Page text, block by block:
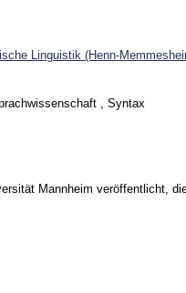
Linguistik (Henn-
, Syntax
Mannheim veröffentlicht,